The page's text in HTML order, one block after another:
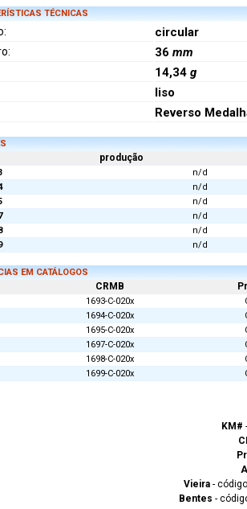
TÉCNICAS
circular
36 mm
14,34 g
liso
Reverso
produção
n/d
n/d
n/d
n/d
n/d
n/d
EM CATÁLOGOS
CRMB
1693-C-020x
1694-C-020x
1695-C-020x
1697-C-020x
1698-C-020x
1699-C-020x
KM#
Vieira -
Bentes -